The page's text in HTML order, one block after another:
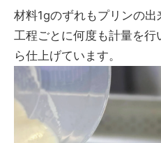
材料1gのずれもプリンの出
工程ごとに何度も計量を
ら仕上げています。